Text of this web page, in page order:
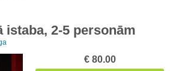
istaba, 2-5 personām
€ 80.00